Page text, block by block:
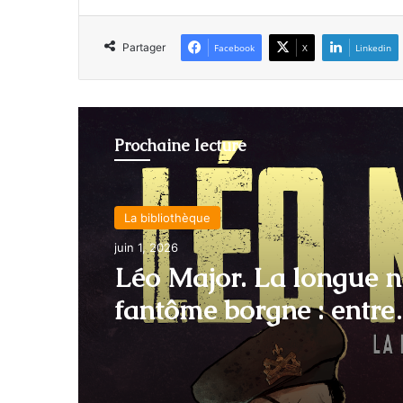
Partager Facebook X Linkedin
Prochaine lecture
39-45 : Biographies et témoignages
novembre 24, 2025
Jacques Chevrier : un
québécois